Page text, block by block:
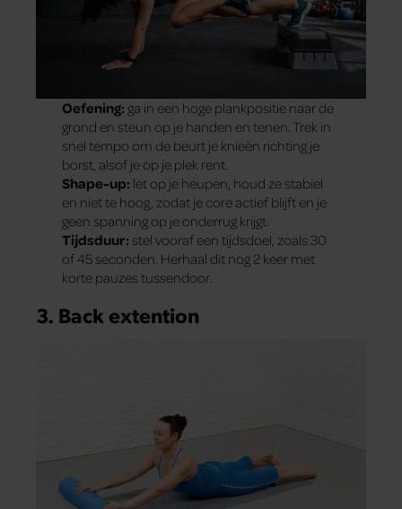
Oefening: ga in een hoge plankpositie naar de
grond en steun op je handen en tenen. Trek in
snel tempo om de beurt je knieën richting je
borst, alsof je op je plek rent.
Shape-up: let op je heupen, houd ze stabiel
en niet te hoog, zodat je core actief blijft en je
geen spanning op je onderrug krijgt.
Tijdsduur: stel vooraf een tijdsdoel, zoals 30
of 45 seconden. Herhaal dit nog 2 keer met
korte pauzes tussendoor.
3. Back extention